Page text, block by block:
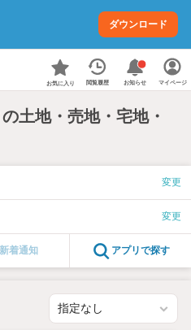
ダウンロード
お気に入り 閲覧履歴 お知らせ マイページ
の土地・売地・宅地・
変更
変更
新着通知 アプリで探す